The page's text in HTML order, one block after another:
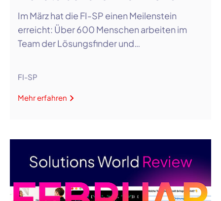
Im März hat die FI-SP einen Meilenstein
erreicht: Über 600 Menschen arbeiten im
Team der Lösungsfinder und…
FI-SP
Mehr erfahren